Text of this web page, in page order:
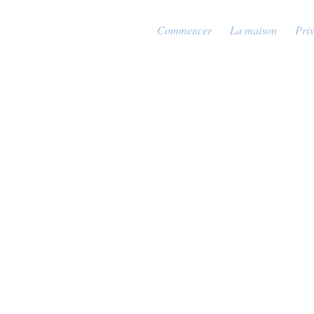
Commencer La maison